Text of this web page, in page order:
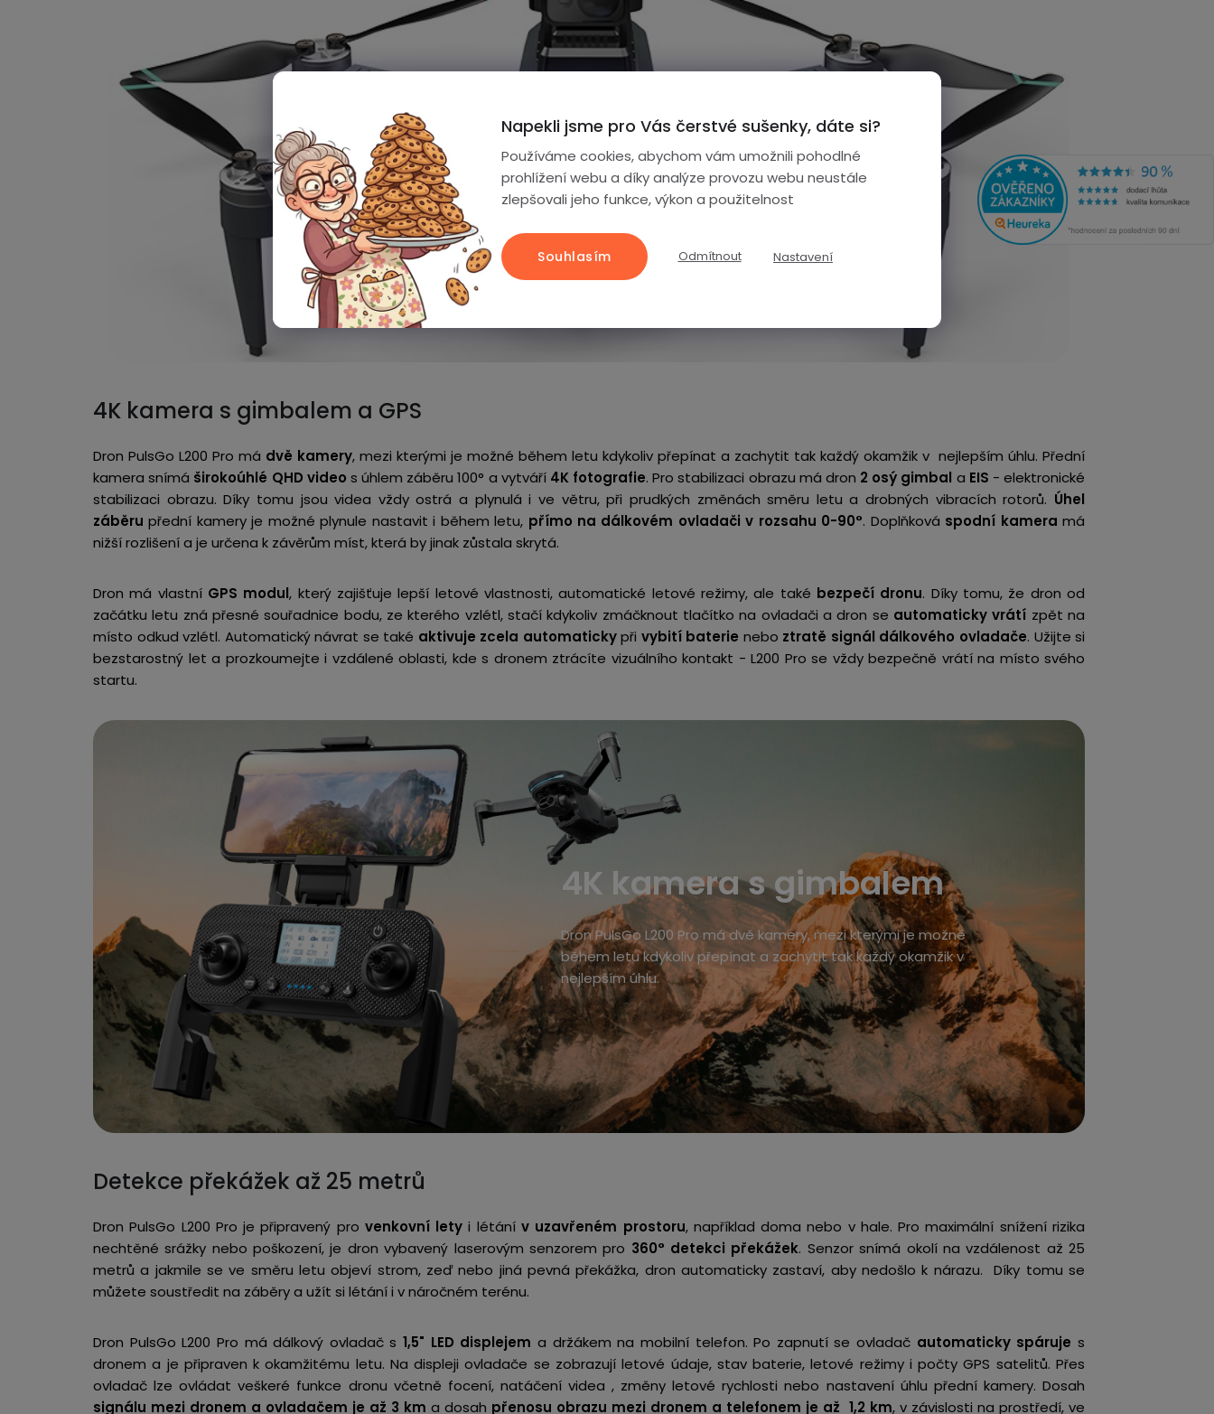
Napekli jsme pro Vás čerstvé sušenky, dáte si?
Používáme cookies, abychom vám umožnili pohodlné
prohlížení webu a díky analýze provozu webu neustále
zlepšovali jeho funkce, výkon a použitelnost
Nastavení
Odmítnout
Souhlasím
4K kamera s gimbalem a GPS
Dron PulsGo L200 Pro má dvě kamery, mezi kterými je možné během letu kdykoliv přepínat a zachytit tak každý okamžik v nejlepším úhlu. Přední
kamera snímá širokoúhlé QHD video s úhlem záběru 100° a vytváří4K fotografie. Pro stabilizaci obrazu má dron 2 osý gimbal a EIS - elektronické
stabilizaci obrazu. Díky tomu jsou videa vždy ostrá a plynulá i ve větru, při prudkých změnách směru letu a drobných vibracích rotorů. Úhel
záběru přední kamery je možné plynule nastavit i během letu, přímo na dálkovém ovladači v rozsahu 0-90°. Doplňková spodní kamera má
nižší rozlišení a je určena k závěrům míst, která by jinak zůstala skrytá.
Dron má vlastní GPS modul, který zajišťuje lepší letové vlastnosti, automatické letové režimy, ale také bezpečí dronu. Díky tomu, že dron od
začátku letu zná přesné souřadnice bodu, ze kterého vzlétl, stačí kdykoliv zmáčknout tlačítko na ovladači a dron se automaticky vrátí zpět na
místo odkud vzlétl. Automatický návrat se také aktivuje zcela automatickypři vybití baterie nebo ztratě signál dálkového ovladače. Užijte si
bezstarostný let a prozkoumejte i vzdálené oblasti, kde s dronem ztrácíte vizuálního kontakt - L200 Pro se vždy bezpečně vrátí na místo svého
startu.
4K kamera s gimbalem
Dron PulsGo L200 Pro má dvě kamery, mezi kterými je možné
během letu kdykoliv přepínat a zachytit tak každý okamžik v
nejlepším úhlu.
Detekce překážek až 25 metrů
Dron PulsGo L200 Pro je připravený pro venkovní lety i létánív uzavřeném prostoru, například doma nebo v hale. Pro maximální snížení rizika
nechtěné srážky nebo poškození, je dron vybavený laserovým senzorem pro 360° detekci překážek. Senzor snímá okolí na vzdálenost až 25
metrů a jakmile se ve směru letu objeví strom, zeď nebo jiná pevná překážka, dron automaticky zastaví, aby nedošlo k nárazu. Díky tomu se
můžete soustředit na záběry a užít si létání i v náročném terénu.
Dron PulsGo L200 Pro má dálkový ovladač s 1,5" LED displejem a držákem na mobilní telefon. Po zapnutí se ovladač automaticky spáruje s
dronem a je připraven k okamžitému letu. Na displeji ovladače se zobrazují letové údaje, stav baterie, letové režimy i počty GPS satelitů. Přes
ovladač lze ovládat veškeré funkce dronu včetně focení, natáčení videa , změny letové rychlosti nebo nastavení úhlu přední kamery. Dosah
signálu mezi dronem a ovladačem je až 3 km a dosah přenosu obrazu mezi dronem a telefonem je až 1,2 km, v závislosti na prostředí, ve